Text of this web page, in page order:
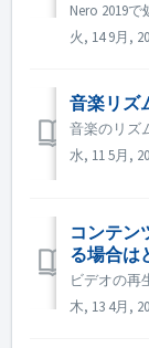
火, 14 9月,
音楽リズ
水, 11 5月,
コンテン
る場合は
木, 13 4月,